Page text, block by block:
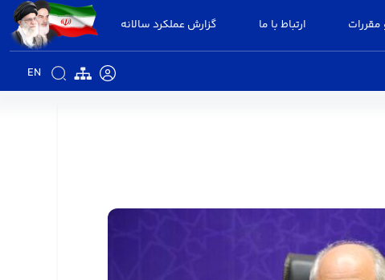
ارتباط با ما گزارش عملکرد سالانه
EN